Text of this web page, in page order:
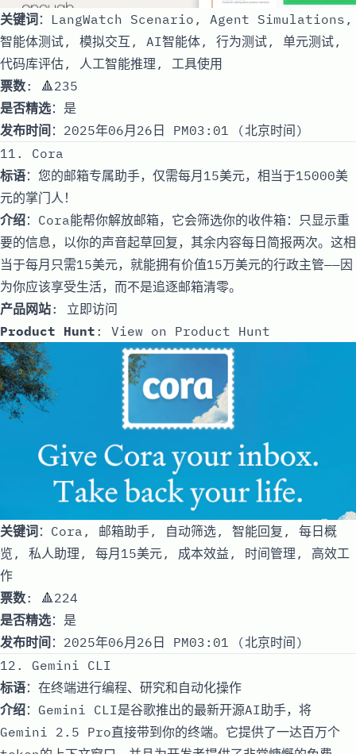
关键词：LangWatch Scenario, Agent Simulations,
智能体测试, 模拟交互, AI智能体, 行为测试, 单元测试,
代码库评估, 人工智能推理, 工具使用
票数: 🔺235
是否精选：是
发布时间 ：2025年06月26日 PM03:01 (北京时间)
11. Cora
标语：您的邮箱专属助手，仅需每月15美元，相当于15000美
元的掌门人！
介绍：Cora能帮你解放邮箱，它会筛选你的收件箱：只显示重
要的信息，以你的声音起草回复，其余内容每日简报两次。这相
当于每月只需15美元，就能拥有价值15万美元的行政主管——因
为你应该享受生活，而不是追逐邮箱清零。
产品网站: 立即访问
Product Hunt : View on Product Hunt
关键词：Cora, 邮箱助手, 自动筛选, 智能回复, 每日概
览, 私人助理, 每月15美元, 成本效益, 时间管理, 高效工
作
票数: 🔺224
是否精选：是
发布时间 ：2025年06月26日 PM03:01 (北京时间)
12. Gemini CLI
标语：在终端进行编程、研究和自动化操作
介绍：Gemini CLI是谷歌推出的最新开源AI助手，将
Gemini 2.5 Pro直接带到你的终端。它提供了一达百万个